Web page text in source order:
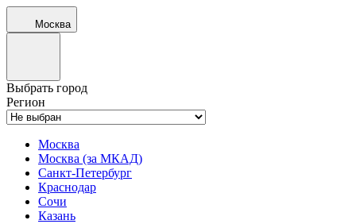
Москва
Выбрать город
Регион
Москва
Москва (за МКАД)
Санкт-Петербург
Краснодар
Сочи
Казань